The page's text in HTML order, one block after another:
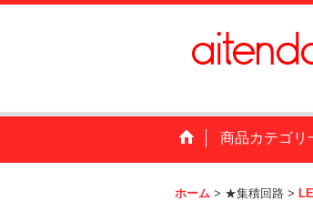
商品カテゴリ
ホーム > ★集積回路 >